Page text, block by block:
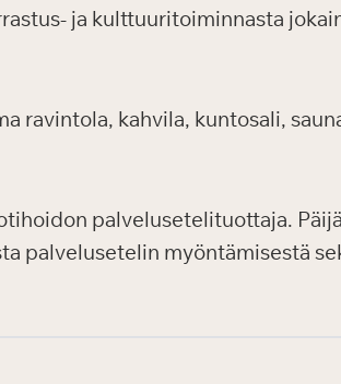
ja kulttuuritoiminnasta
ravintola, kahvila, kuntosali,
palvelusetelituottaja.
palvelusetelin myöntämisestä